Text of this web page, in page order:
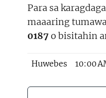
Para sa
maaaring
0187 o bisitahin
Huwebes 10:00